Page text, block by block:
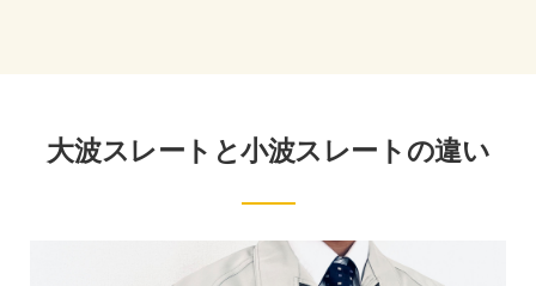
大波スレートと小波スレートの違い